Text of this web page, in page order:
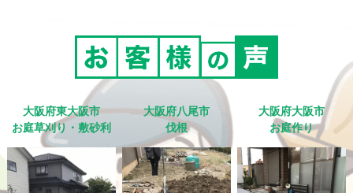
大阪府東大阪市
お庭草刈り・敷砂利
大阪府八尾市
伐根
大阪府大阪市
お庭作り